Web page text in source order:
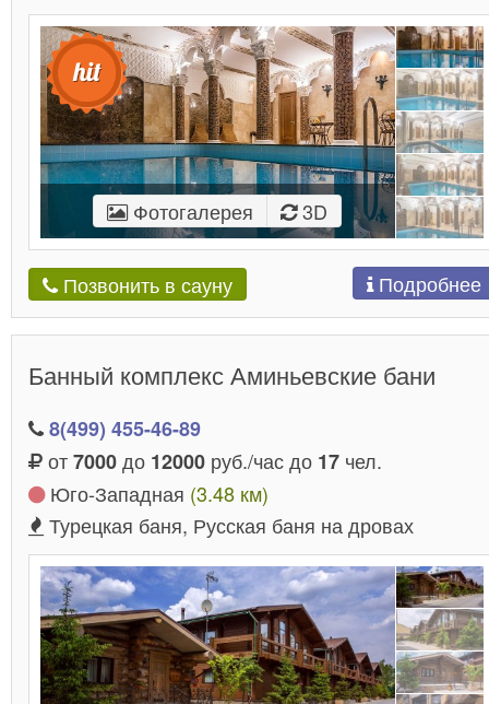
Фотогалерея 3D
Позвонить в сауну Подробнее
Банный комплекс Аминьевские бани
8(499) 455-46-89
от7000до 12000 руб./час до 17 чел.
Юго-Западная (3.48 км)
Турецкая баня, Русская баня на дровах